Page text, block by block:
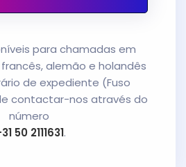
para chamadas em
alemão e holandês
de expediente (Fuso
contactar-nos através do
número
50 2111631.